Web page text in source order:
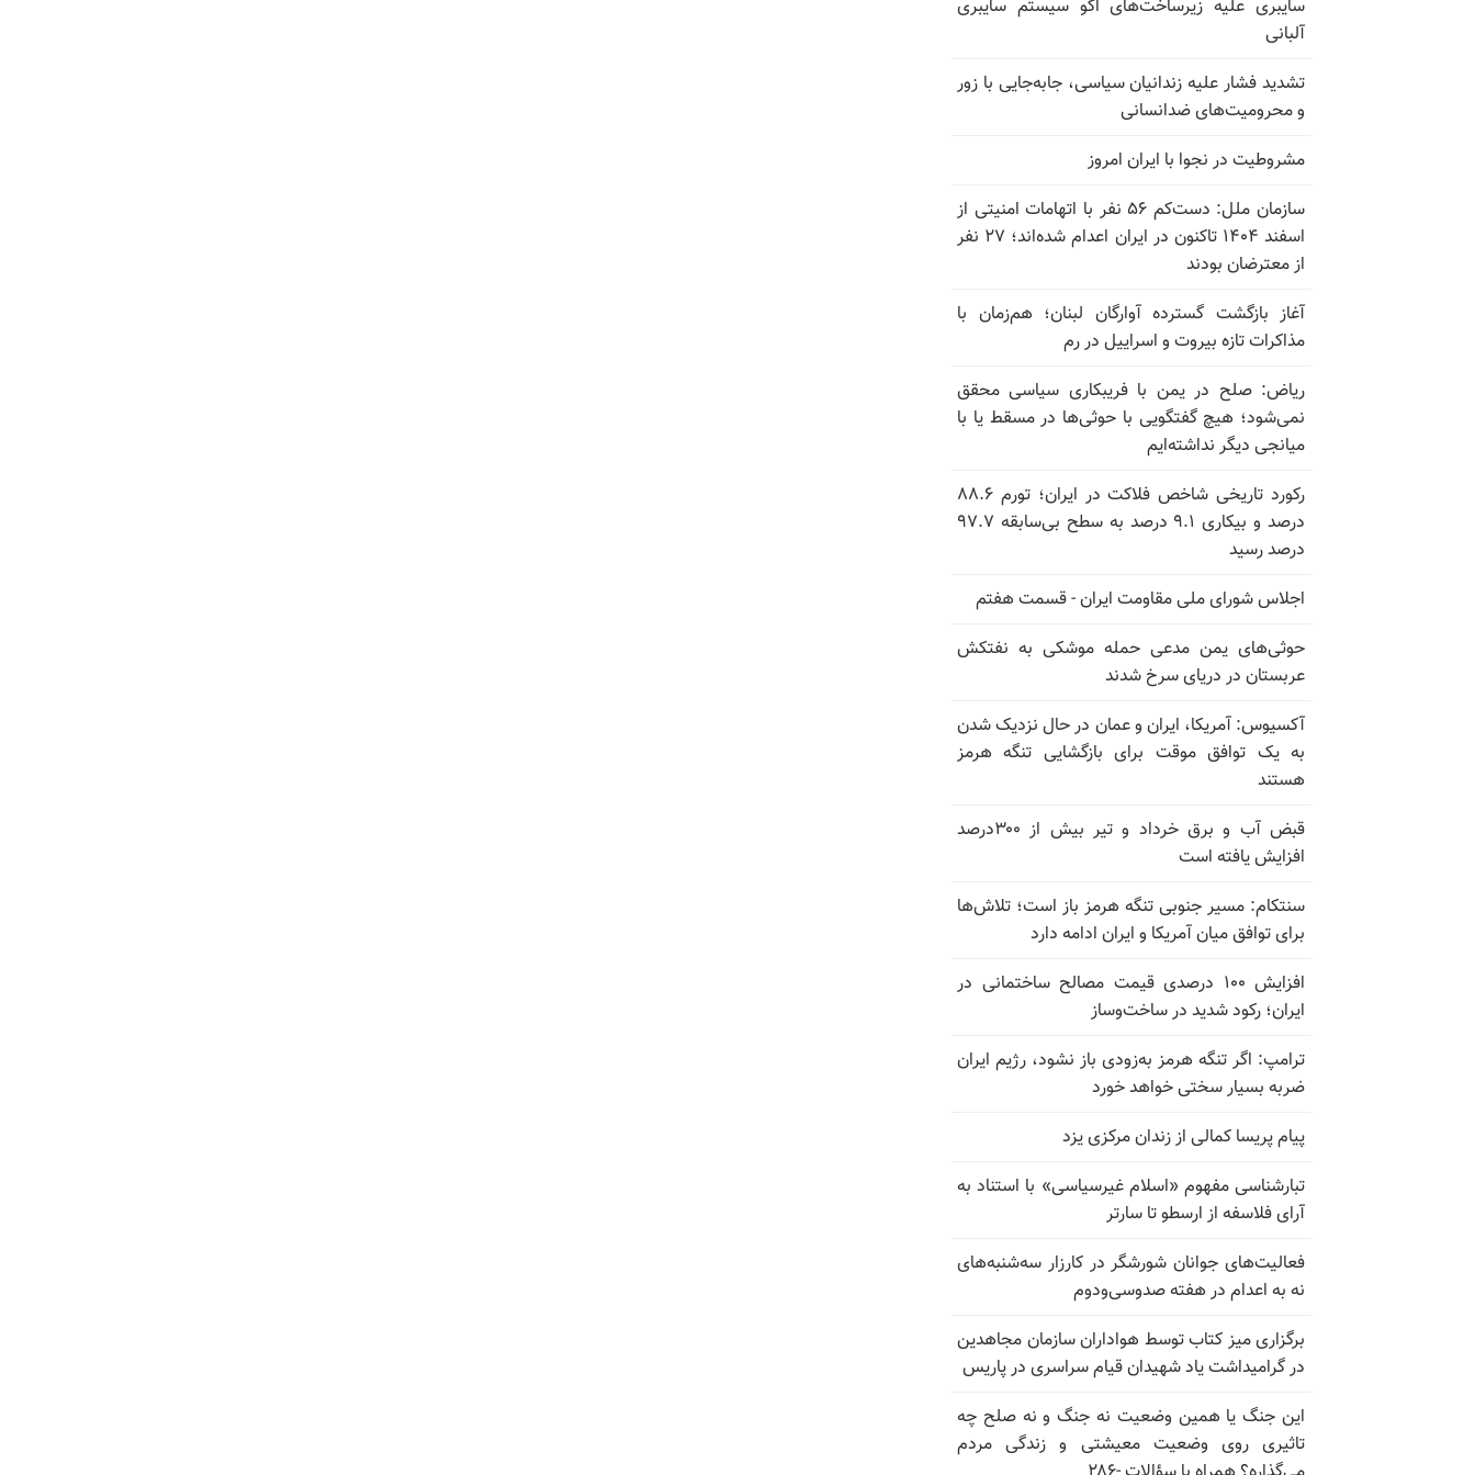
سایبری علیه زیرساخت‌های اکو سیستم سایبری
آلبانی
تشدید فشار علیه زندانیان سیاسی، جابه‌جایی با زور
و محرومیت‌های ضدانسانی
مشروطیت در نجوا با ایران امروز
سازمان ملل: دست‌کم ۵۶ نفر با اتهامات امنیتی از
اسفند ۱۴۰۴ تاکنون در ایران اعدام شده‌اند؛ ۲۷ نفر
از معترضان بودند
آغاز بازگشت گسترده آوارگان لبنان؛ هم‌زمان با
مذاکرات تازه بیروت و اسراییل در رم
ریاض: صلح در یمن با فریبکاری سیاسی محقق
نمی‌شود؛ هیچ گفتگویی با حوثی‌ها در مسقط یا با
میانجی دیگر نداشته‌ایم
رکورد تاریخی شاخص فلاکت در ایران؛ تورم ۸۸.۶
درصد و بیکاری ۹.۱ درصد به سطح بی‌سابقه ۹۷.۷
درصد رسید
اجلاس شورای ملی مقاومت ایران - قسمت هفتم
حوثی‌های یمن مدعی حمله موشکی به نفتکش
عربستان در دریای سرخ شدند
آکسیوس: آمریکا، ایران و عمان در حال نزدیک شدن
به یک توافق موقت برای بازگشایی تنگه هرمز
هستند
قبض آب و برق خرداد و تیر بیش از ۳۰۰درصد
افزایش یافته است
سنتکام: مسیر جنوبی تنگه هرمز باز است؛ تلاش‌ها
برای توافق میان آمریکا و ایران ادامه دارد
افزایش ۱۰۰ درصدی قیمت مصالح ساختمانی در
ایران؛ رکود شدید در ساخت‌وساز
ترامپ: اگر تنگه هرمز به‌زودی باز نشود، رژیم ایران
ضربه بسیار سختی خواهد خورد
پیام پریسا کمالی از زندان مرکزی یزد
تبارشناسی مفهوم «اسلام غیرسیاسی» با استناد به
آرای فلاسفه از ارسطو تا سارتر
فعالیت‌های جوانان شورشگر در کارزار سه‌شنبه‌های
نه به اعدام در هفته صدوسی‌و‌دوم
برگزاری میز کتاب توسط هواداران سازمان مجاهدین
در گرامیداشت یاد شهیدان قیام سراسری در پاریس
این جنگ یا همین وضعیت نه جنگ و نه صلح چه
تاثیری روی وضعیت معیشتی و زندگی مردم